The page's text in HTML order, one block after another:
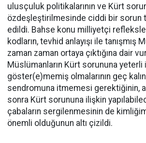
ulusçuluk politikalarının ve Kürt
özdeşleştirilmesinde ciddi bir sorun
edildi. Bahse konu milliyetçi
kodların, tevhid anlayışı ile tanışmış
zaman zaman ortaya çıktığına dair
Müslümanların Kürt sorununa yeterli
göster(e)memiş olmalarının geç
sendromuna itmemesi gerektiğinin,
sonra Kürt sorununa ilişkin
çabaların sergilenmesinin de
önemli olduğunun altı çizildi.